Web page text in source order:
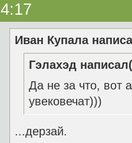
Иван Купала
Гэлахэд
Да не за что, вот
увековечат)))
...дерзай.